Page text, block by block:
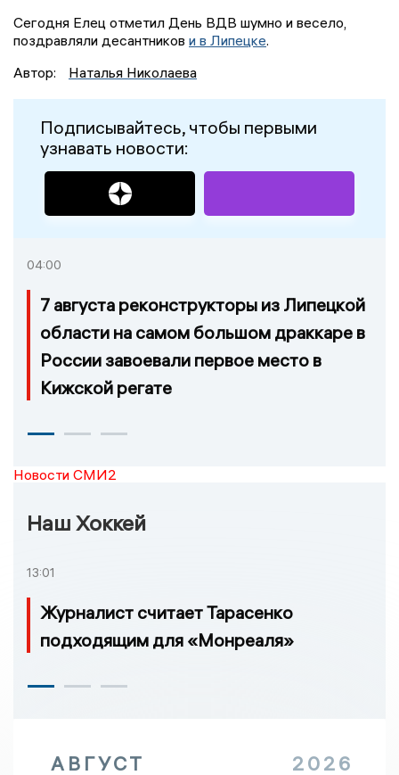
Сегодня Елец отметил День ВДВ шумно и весело,
поздравляли десантников и в Липецке.
Автор:
Наталья Николаева
Подписывайтесь, чтобы первыми
узнавать новости:
04:00
7 августа реконструкторы из Липецкой
области на самом большом драккаре в
России завоевали первое место в
Кижской регате
Новости СМИ2
Наш Хоккей
13:01
Журналист считает Тарасенко
подходящим для «Монреаля»
АВГУСТ 2026